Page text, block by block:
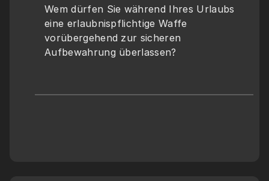
Wem dürfen Sie während Ihres Urlaubs
eine erlaubnispflichtige Waffe
vorübergehend zur sicheren
Aufbewahrung überlassen?